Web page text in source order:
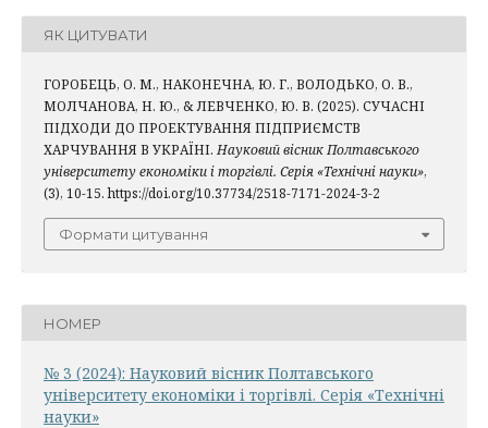
ЯК ЦИТУВАТИ
ГОРОБЕЦЬ, О. М., НАКОНЕЧНА, Ю. Г., ВОЛОДЬКО, О. В.,
МОЛЧАНОВА, Н. Ю., & ЛЕВЧЕНКО, Ю. В. (2025). СУЧАСНІ
ПІДХОДИ ДО ПРОЕКТУВАННЯ ПІДПРИЄМСТВ
ХАРЧУВАННЯ В УКРАЇНІ. Науковий вісник Полтавського
університету економіки і торгівлі. Серія «Технічні науки»,
(3), 10-15. https://doi.org/10.37734/2518-7171-2024-3-2
Формати цитування
НОМЕР
№ 3 (2024): Науковий вісник Полтавського
університету економіки і торгівлі. Серія «Технічні
науки»